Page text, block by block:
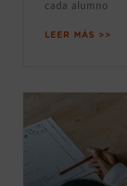
cada alumno
LEER MÁS >>